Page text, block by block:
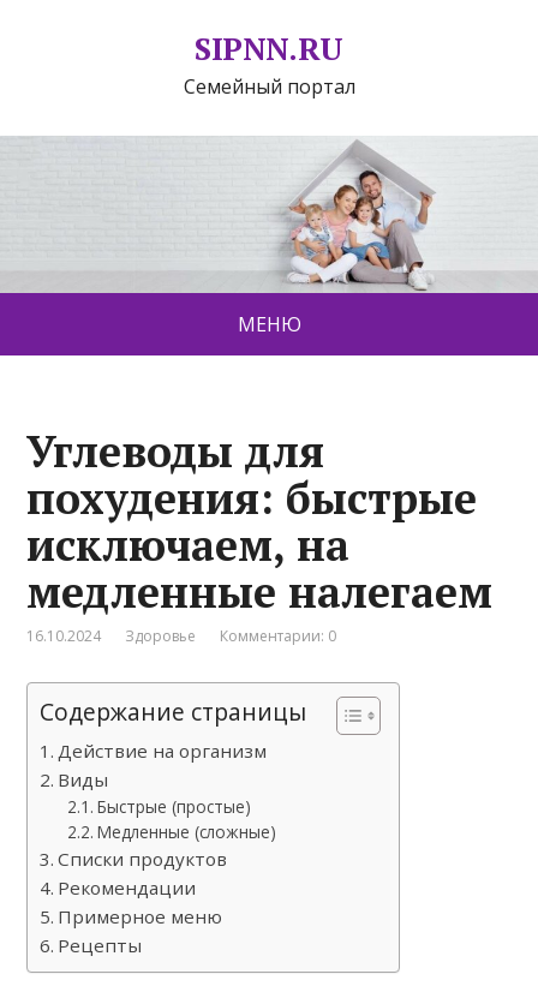
SIPNN.RU
Семейный портал
МЕНЮ
Углеводы для
похудения: быстрые
исключаем, на
медленные налегаем
16.10.2024 Здоровье Комментарии: 0
Содержание страницы
Действие на организм
Виды
Быстрые (простые)
Медленные (сложные)
Списки продуктов
Рекомендации
Примерное меню
Рецепты